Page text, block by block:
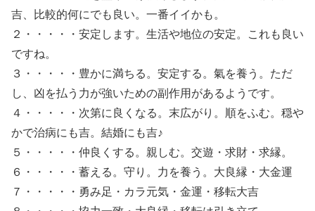
吉、比較的何にでも良い。一番イイかも。
２・・・・・安定します。生活や地位の安定。これも良い
ですね。
３・・・・・豊かに満ちる。安定する。氣を養う。ただ
し、凶を払う力が強いための副作用があるようです。
４・・・・・次第に良くなる。末広がり。順をふむ。穏や
かで治病にも吉。結婚にも吉♪
５・・・・・仲良くする。親しむ。交遊・求財・求縁。
６・・・・・蓄える。守り。力を養う。大良縁・大金運
７・・・・・勇み足・カラ元気・金運・移転大吉